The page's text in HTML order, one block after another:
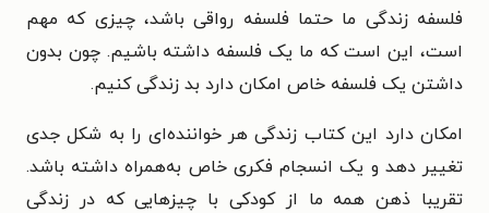
فلسفه زندگی ما حتما فلسفه رواقی باشد، چیزی که مهم
است، این است که ما یک فلسفه داشته باشیم. چون بدون
داشتن یک فلسفه خاص امکان دارد بد زندگی کنیم.
امکان دارد این کتاب زندگی هر خواننده‌ای را به شکل جدی
تغییر دهد و یک انسجام فکری خاص به‌همراه داشته باشد.
تقریبا ذهن همه ما از کودکی با چیزهایی که در زندگی